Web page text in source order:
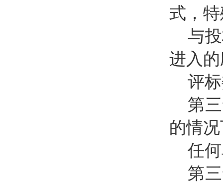
式，
与
进入
评
第
的情
任
第